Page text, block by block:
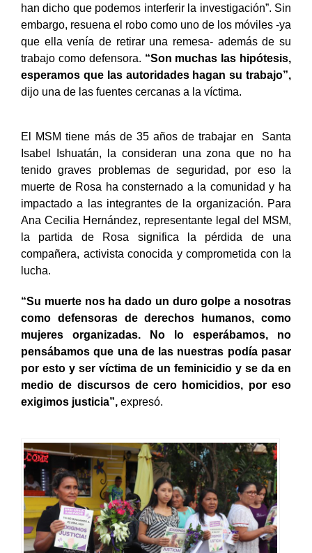
han dicho que podemos interferir la investigación”. Sin
embargo, resuena el robo como uno de los móviles -ya
que ella venía de retirar una remesa- además de su
trabajo como defensora. “Son muchas las hipótesis,
esperamos que las autoridades hagan su trabajo”,
dijo una de las fuentes cercanas a la víctima.
El MSM tiene más de 35 años de trabajar en Santa
Isabel Ishuatán, la consideran una zona que no ha
tenido graves problemas de seguridad, por eso la
muerte de Rosa ha consternado a la comunidad y ha
impactado a las integrantes de la organización. Para
Ana Cecilia Hernández, representante legal del MSM,
la partida de Rosa significa la pérdida de una
compañera, activista conocida y comprometida con la
lucha.
“Su muerte nos ha dado un duro golpe a nosotras
como defensoras de derechos humanos, como
mujeres organizadas. No lo esperábamos, no
pensábamos que una de las nuestras podía pasar
por esto y ser víctima de un feminicidio y se da en
medio de discursos de cero homicidios, por eso
exigimos justicia”, expresó.